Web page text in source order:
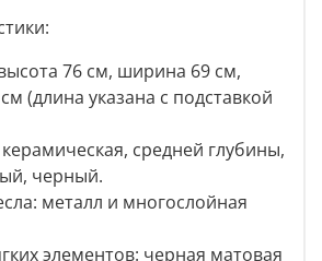
76 см, ширина 69 см,
(длина указана с подставкой
средней глубины,
черный.
металл и многослойная
элементов: черная матовая